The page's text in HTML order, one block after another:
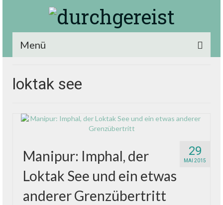
Menü
loktak see
29
MAI 2015
Manipur: Imphal, der
Loktak See und ein etwas
anderer Grenzübertritt